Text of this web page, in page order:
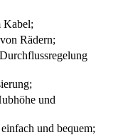
Kabel;
Rädern;
und
und bequem;